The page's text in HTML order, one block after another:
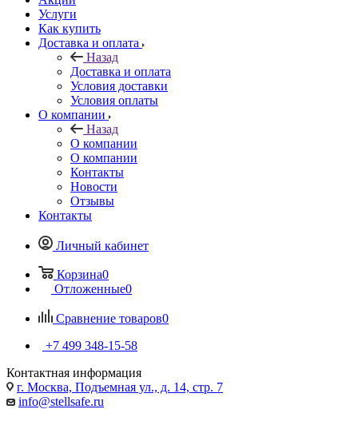
Услуги
Как купить
Доставка и оплата
Назад
Доставка и оплата
Условия доставки
Условия оплаты
О компании
Назад
О компании
О компании
Контакты
Новости
Отзывы
Контакты
Личный кабинет
Корзина0
Отложенные0
Сравнение товаров0
+7 499 348-15-58
Контактная информация
г. Москва, Подъемная ул., д. 14, стр. 7
info@stellsafe.ru